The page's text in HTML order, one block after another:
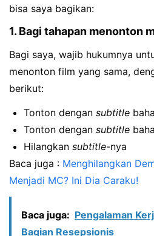
bisa saya bagikan:
1. Bagi tahapan menonton
Bagi saya, wajib hukumnya
menonton film yang sama,
berikut:
Tonton dengan subtitle
Tonton dengan subtitle
Hilangkan subtitle-nya
Baca juga : Menghilangkan
Menjadi MC? Ini Dia Caraku!
Baca juga: Pengalaman
Bagian Resepsionis